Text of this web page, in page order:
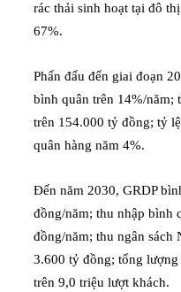
rác thải sinh hoạt tại đô
67%.
Phấn đấu đến giai đoạn
bình quân trên 14%/năm;
trên 154.000 tỷ đồng; tỷ
quân hàng năm 4%.
Đến năm 2030, GRDP
đồng/năm; thu nhập bình
đồng/năm; thu ngân sách
3.600 tỷ đồng; tổng
trên 9,0 triệu lượt khách.